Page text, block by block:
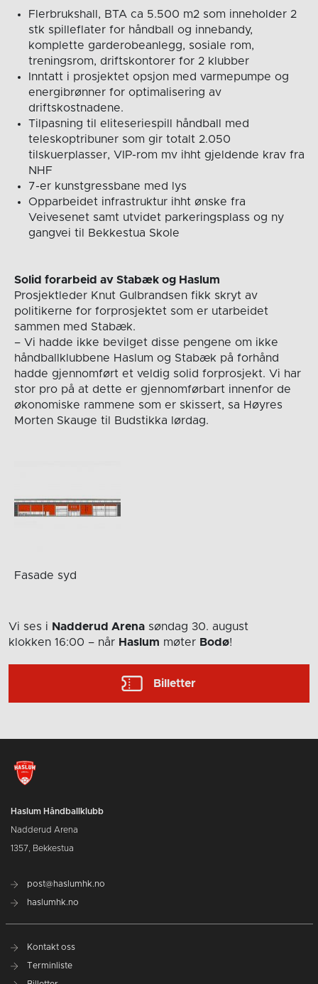
Flerbrukshall, BTA ca 5.500 m2 som inneholder 2
stk spilleflater for håndball og innebandy,
komplette garderobeanlegg, sosiale rom,
treningsrom, driftskontorer for 2 klubber
Inntatt i prosjektet opsjon med varmepumpe og
energibrønner for optimalisering av
driftskostnadene.
Tilpasning til eliteseriespill håndball med
teleskoptribuner som gir totalt 2.050
tilskuerplasser, VIP-rom mv ihht gjeldende krav fra
NHF
7-er kunstgressbane med lys
Opparbeidet infrastruktur ihht ønske fra
Veivesenet samt utvidet parkeringsplass og ny
gangvei til Bekkestua Skole
Solid forarbeid av Stabæk og Haslum
Prosjektleder Knut Gulbrandsen fikk skryt av
politikerne for forprosjektet som er utarbeidet
sammen med Stabæk.
– Vi hadde ikke bevilget disse pengene om ikke
håndballklubbene Haslum og Stabæk på forhånd
hadde gjennomført et veldig solid forprosjekt. Vi har
stor pro på at dette er gjennomførbart innenfor de
økonomiske rammene som er skissert, sa Høyres
Morten Skauge til Budstikka lørdag.
Fasade syd
Vi ses i Nadderud Arena søndag 30. august
klokken 16:00 – når Haslum møter Bodø!
Billetter
Haslum Håndballklubb
Nadderud Arena
1357, Bekkestua
post@haslumhk.no
haslumhk.no
Kontakt oss
Terminliste